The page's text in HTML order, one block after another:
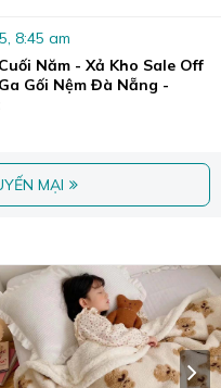
8:45 am
Năm - Xả Kho Sale Off
Gối Nệm Đà Nẵng -
MẠI